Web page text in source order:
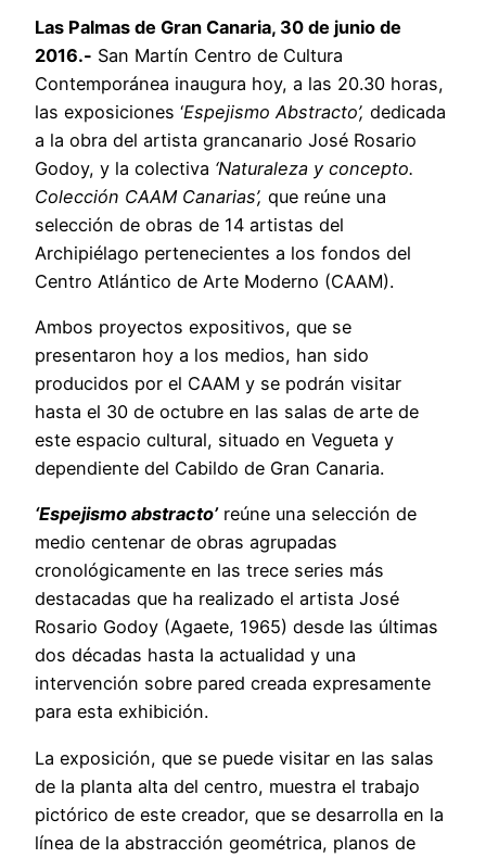
Las Palmas de Gran Canaria, 30 de junio de
2016.- San Martín Centro de Cultura
Contemporánea inaugura hoy, a las 20.30 horas,
las exposiciones ‘Espejismo Abstracto’, dedicada
a la obra del artista grancanario José Rosario
Godoy, y la colectiva ‘Naturaleza y concepto.
Colección CAAM Canarias’, que reúne una
selección de obras de 14 artistas del
Archipiélago pertenecientes a los fondos del
Centro Atlántico de Arte Moderno (CAAM).
Ambos proyectos expositivos, que se
presentaron hoy a los medios, han sido
producidos por el CAAM y se podrán visitar
hasta el 30 de octubre en las salas de arte de
este espacio cultural, situado en Vegueta y
dependiente del Cabildo de Gran Canaria.
‘Espejismo abstracto’reúne una selección de
medio centenar de obras agrupadas
cronológicamente en las trece series más
destacadas que ha realizado el artista José
Rosario Godoy (Agaete, 1965) desde las últimas
dos décadas hasta la actualidad y una
intervención sobre pared creada expresamente
para esta exhibición.
La exposición, que se puede visitar en las salas
de la planta alta del centro, muestra el trabajo
pictórico de este creador, que se desarrolla en la
línea de la abstracción geométrica, planos de